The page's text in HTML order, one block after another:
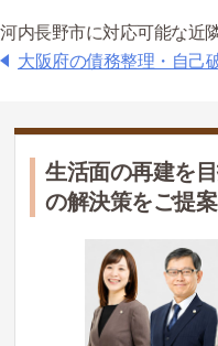
河内長野市に対応可能な近
大阪府の債務整理・自己
生活面の再建を
の解決策をご提案